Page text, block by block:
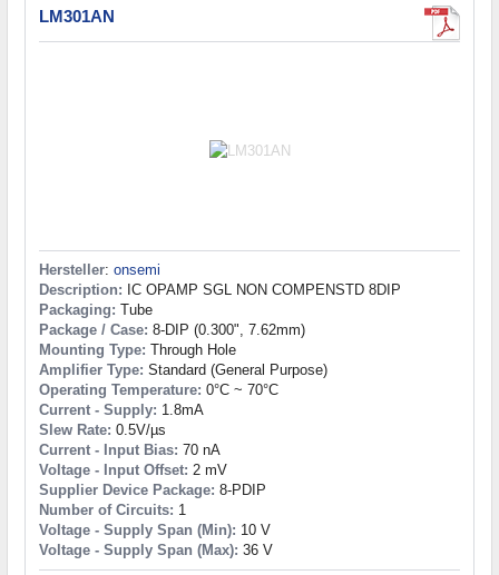
LM301AN
Hersteller: onsemi
Description: IC OPAMP SGL NON COMPENSTD 8DIP
Packaging: Tube
Package / Case: 8-DIP (0.300", 7.62mm)
Mounting Type: Through Hole
Amplifier Type: Standard (General Purpose)
Operating Temperature: 0°C ~ 70°C
Current - Supply: 1.8mA
Slew Rate: 0.5V/µs
Current - Input Bias: 70 nA
Voltage - Input Offset: 2 mV
Supplier Device Package: 8-PDIP
Number of Circuits: 1
Voltage - Supply Span (Min): 10 V
Voltage - Supply Span (Max): 36 V